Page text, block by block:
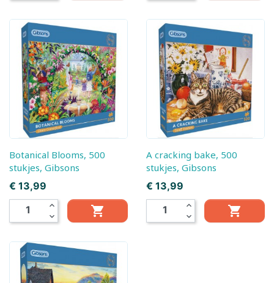
Botanical Blooms, 500
stukjes, Gibsons
Prijs
€ 13,99
expand_less
expand_more

A cracking bake, 500
stukjes, Gibsons
Prijs
€ 13,99
expand_less
expand_more
